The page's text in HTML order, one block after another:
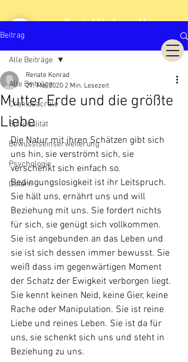
Praxis Märchenwald
Beitrag
Alle Beiträge
Craniosacrale
Spiritualität
Bewusstseinserweiterung
Psychologie
Ostern
Alle Beiträge
Mutter Erde und die größte
Liebe
Renate Konrad
27. Mai 2020 2 Min. Lesezeit
Die Natur mit ihren Schätzen gibt sich
uns hin, sie verströmt sich, sie
verschenkt sich einfach so.
Bedingungslosigkeit ist ihr Leitspruch.
Sie hält uns, ernährt uns und will
Beziehung mit uns. Sie fordert nichts
für sich, sie genügt sich vollkommen.
Sie ist angebunden an das Leben und
sie ist sich dessen immer bewusst. Sie
weiß dass im gegenwärtigen Moment
der Schatz der Ewigkeit verborgen liegt.
Sie kennt keinen Neid, keine Gier, keine
Rache oder Manipulation. Sie ist reine
Liebe und reines Leben. Sie ist da für
uns, sie schenkt sich uns und steht in
Beziehung zu uns.